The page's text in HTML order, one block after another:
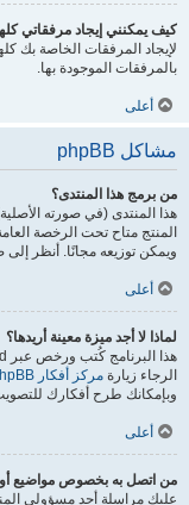
كيف يمكنني إيجاد مرفقاتي
لإيجاد المرفقات الخاصة بك
بالمرفقات الموجودة بها.
أعلى
مشاكل phpBB
من برمج هذا المنتدى؟
هذا المنتدى (في صورته
ويمكن توزيعه مجانًا. أنظر
أعلى
لماذا لا أجد ميزة معينة أريدها؟
الرجاء زيارة مركز أفكار phpBB (بالإنجليزية)
وبإمكانك طرح أفكارك
أعلى
من اتصل به بخصوص مواضيع أو
عليك مراسلة أحد مسؤولي